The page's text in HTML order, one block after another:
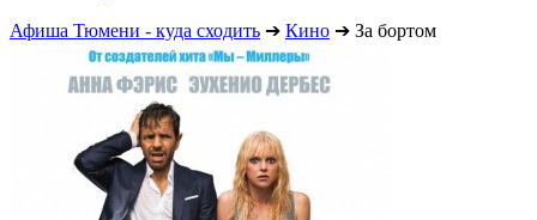
Афиша Тюмени - куда сходить ➔ Кино ➔ За бортом